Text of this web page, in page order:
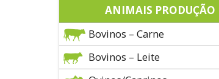
ANIMAIS PRODUÇÃO
Bovinos – Carne
Bovinos – Leite